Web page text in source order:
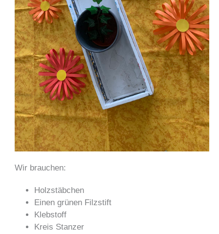
Wir brauchen:
Holzstäbchen
Einen grünen Filzstift
Klebstoff
Kreis Stanzer